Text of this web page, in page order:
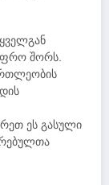
შორს.
ეს გასული